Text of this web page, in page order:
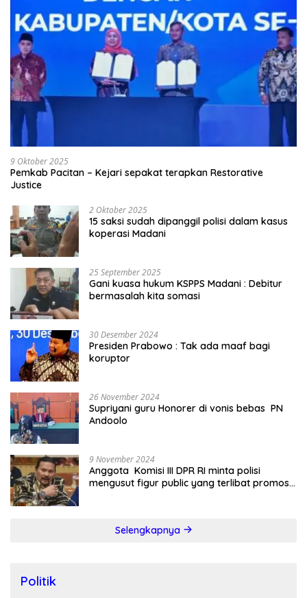
9 Oktober 2025
Pemkab Pacitan – Kejari sepakat terapkan Restorative
Justice
2 Oktober 2025
15 saksi sudah dipanggil polisi dalam kasus
koperasi Madani
25 September 2025
Gani kuasa hukum KSPPS Madani : Debitur
bermasalah kita somasi
30 Desember 2024
Presiden Prabowo : Tak ada maaf bagi
koruptor
26 November 2024
Supriyani guru Honorer di vonis bebas PN
Andoolo
9 November 2024
Anggota Komisi III DPR RI minta polisi
mengusut figur public yang terlibat promosi
Selengkapnya
Politik